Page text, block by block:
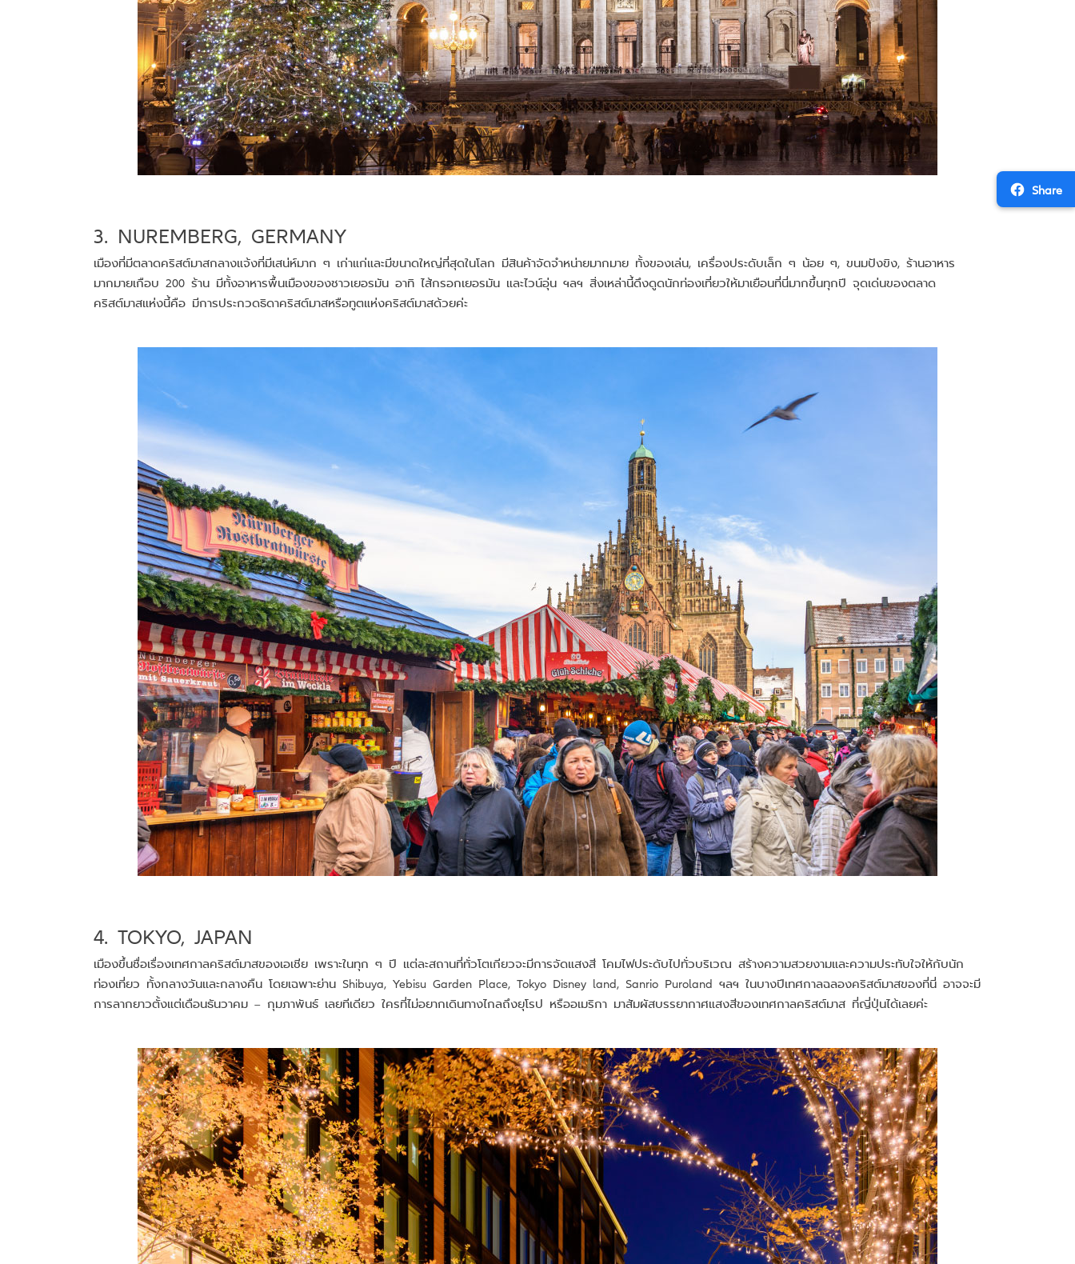
3. NUREMBERG, GERMANY
เมืองที่มีตลาดคริสต์มาสกลางแจ้งที่มีเสน่ห์มาก ๆ เก่าแก่และมีขนาดใหญ่ที่สุดในโลก มีสินค้าจัดจำหน่ายมากมาย ทั้งของเล่น, เครื่องประดับเล็ก ๆ น้อย ๆ, ขนมปังขิง, ร้านอาหาร
มากมายเกือบ 200 ร้าน มีทั้งอาหารพื้นเมืองของชาวเยอรมัน อาทิ ไส้กรอกเยอรมัน และไวน์อุ่น ฯลฯ สิ่งเหล่านี้ดึงดูดนักท่องเที่ยวให้มาเยือนที่นี่มากขึ้นทุกปี จุดเด่นของตลาด
คริสต์มาสแห่งนี้คือ มีการประกวดธิดาคริสต์มาสหรือทูตแห่งคริสต์มาสด้วยค่ะ
4. TOKYO, JAPAN
เมืองขึ้นชื่อเรื่องเทศกาลคริสต์มาสของเอเชีย เพราะในทุก ๆ ปี แต่ละสถานที่ทั่วโตเกียวจะมีการจัดแสงสี โคมไฟประดับไปทั่วบริเวณ สร้างความสวยงามและความประทับใจให้กับนัก
ท่องเที่ยว ทั้งกลางวันและกลางคืน โดยเฉพาะย่าน Shibuya, Yebisu Garden Place, Tokyo Disney land, Sanrio Puroland ฯลฯ ในบางปีเทศกาลฉลองคริสต์มาสของที่นี่ อาจจะมี
การลากยาวตั้งแต่เดือนธันวาคม – กุมภาพันธ์ เลยทีเดียว ใครที่ไม่อยากเดินทางไกลถึงยุโรป หรืออเมริกา มาสัมผัสบรรยากาศแสงสีของเทศกาลคริสต์มาส ที่ญี่ปุ่นได้เลยค่ะ
Share